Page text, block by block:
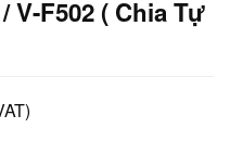
V-F502 ( Chia Tự